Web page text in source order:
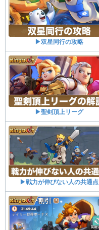
▶双星同行の攻略
▶聖剣頂上リーグ
▶戦力が伸びない人の共通点